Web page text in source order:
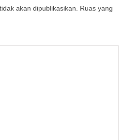
akan dipublikasikan.
Ruas yang